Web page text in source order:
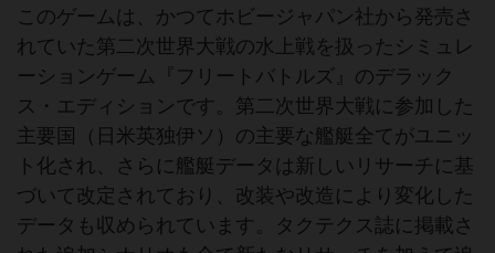
このゲームは、かつてホビージャパン社から発売さ
れていた第二次世界大戦の水上戦を扱ったシミュレ
ーションゲーム『フリートバトルズ』のデラック
ス・エディションです。第二次世界大戦に参加した
主要国（日米英独伊ソ）の主要な艦艇全てがユニッ
ト化され、さらに艦艇データは新しいリサーチに基
づいて改定されており、改装や改造により変化した
データも収められています。タクテクス誌に掲載さ